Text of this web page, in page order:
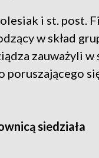
i st. post.
w skład
zauważyli w
poruszającego
siedziała